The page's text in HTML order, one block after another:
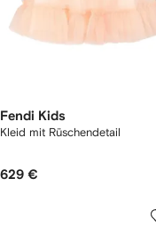
Fendi Kids
Kleid mit Rüschendetail
629 €